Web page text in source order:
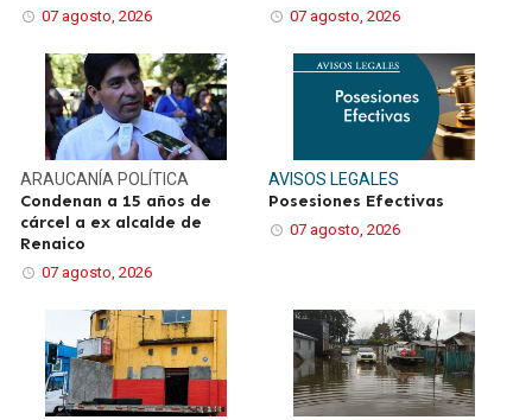
07 agosto, 2026 07 agosto, 2026
ARAUCANÍA POLÍTICA
Condenan a 15 años de
cárcel a ex alcalde de
Renaico
07 agosto, 2026
AVISOS LEGALES
Posesiones Efectivas
07 agosto, 2026